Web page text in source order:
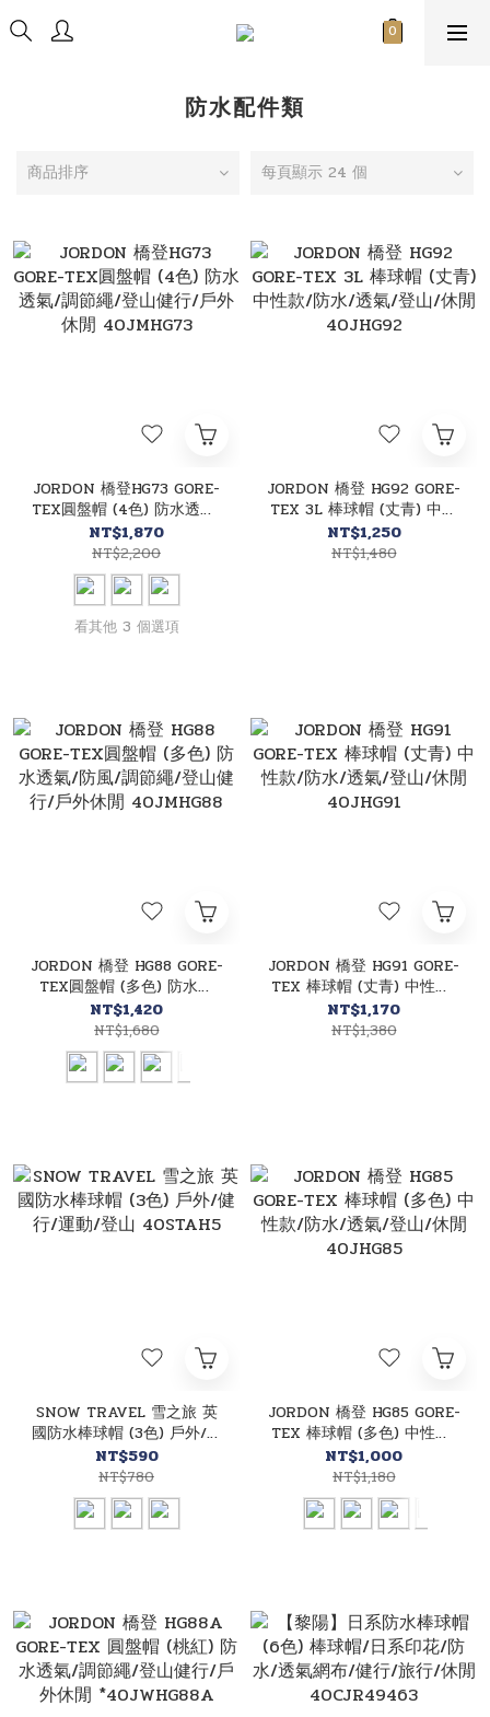
防水配件類
商品排序 每頁顯示 24 個
JORDON 橋登HG73 GORE-
TEX圓盤帽 (4色) 防水透氣/
調節繩/登山健行/戶外休閒
40JMHG73
NT$1,870
NT$2,200
看其他 3 個選項
JORDON 橋登 HG92 GORE-
TEX 3L 棒球帽 (丈青) 中性
款/防水/透氣/登山/休閒
40JHG92
NT$1,250
NT$1,480
JORDON 橋登 HG88 GORE-
TEX圓盤帽 (多色) 防水透
氣/防風/調節繩/登山健行/
戶外休閒 40JMHG88
NT$1,420
NT$1,680
JORDON 橋登 HG91 GORE-
TEX 棒球帽 (丈青) 中性款/
防水/透氣/登山/休閒
40JHG91
NT$1,170
NT$1,380
SNOW TRAVEL 雪之旅 英
國防水棒球帽 (3色) 戶外/健
行/運動/登山 40STAH5
NT$590
NT$780
JORDON 橋登 HG85 GORE-
TEX 棒球帽 (多色) 中性款/
防水/透氣/登山/休閒
40JHG85
NT$1,000
NT$1,180